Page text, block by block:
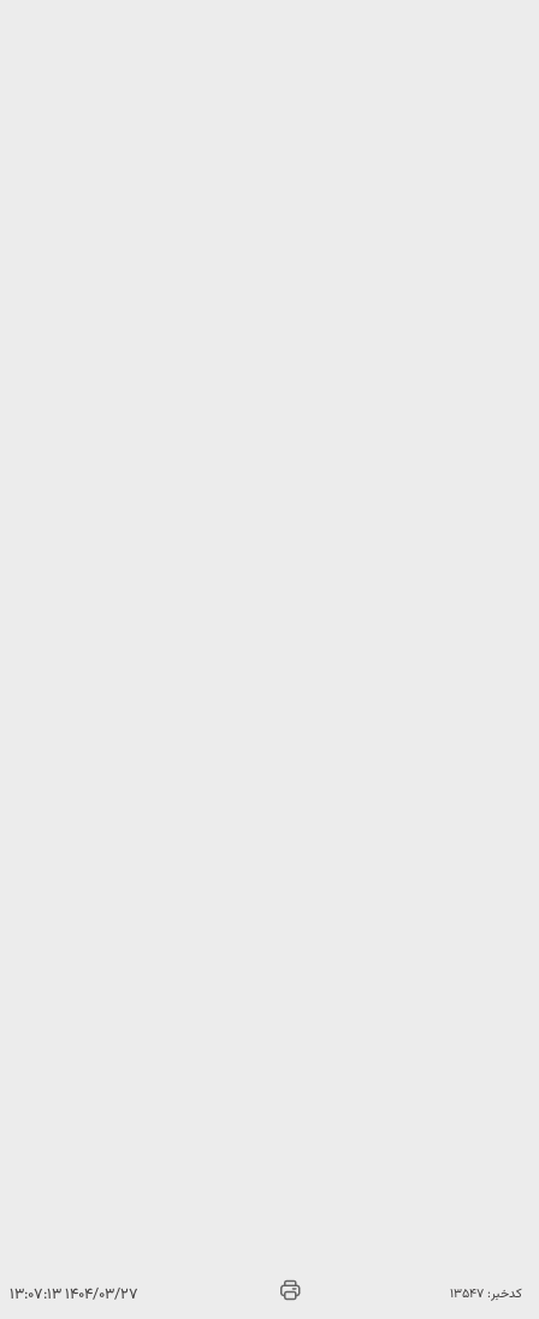
کدخبر: ۱۳۵۴۷ ۱۴۰۴/۰۳/۲۷ ۱۳:۰۷:۱۳